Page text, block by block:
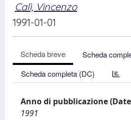
Calì, Vincenzo
1991-01-01
Scheda breve
Scheda
Scheda completa (DC)
Anno di pubblicazione
1991